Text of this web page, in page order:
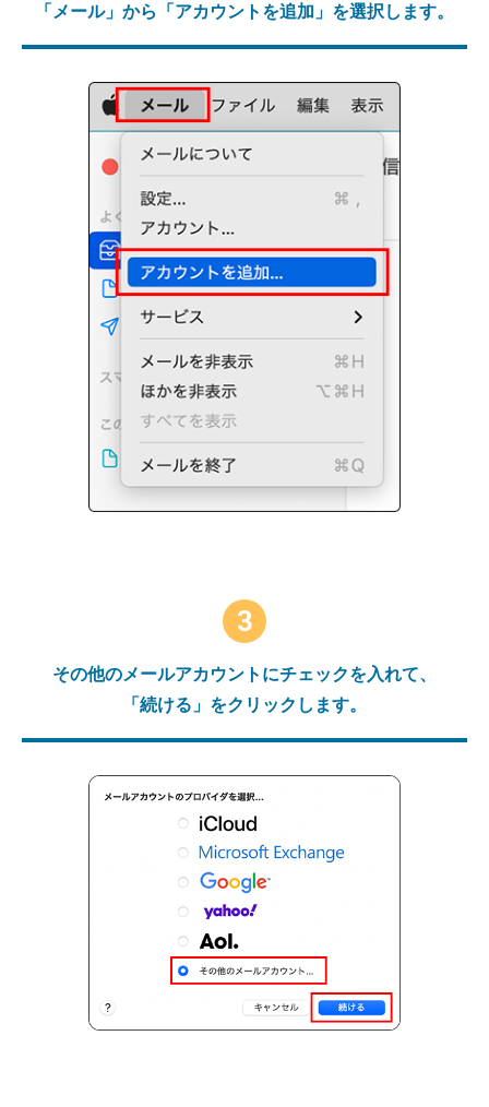
「メール」から「アカウントを追加」を選択します。
3
その他のメールアカウントにチェックを入れて、
「続ける」をクリックします。